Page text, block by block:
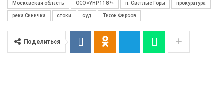
Московская область ООО «УНР 1187» п. Светлые Горы прокуратура
река Синичка стоки суд Тихон Фирсов
Поделиться